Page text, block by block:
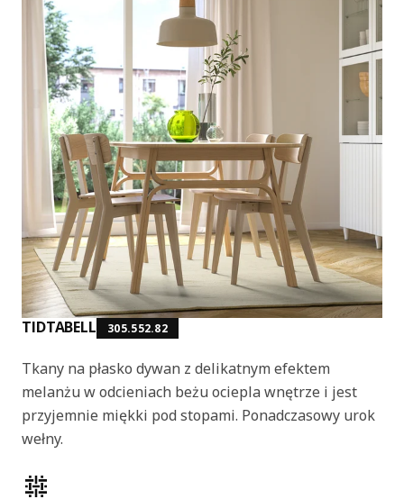
TIDTABELL 305.552.82
Tkany na płasko dywan z delikatnym efektem
melanżu w odcieniach beżu ociepla wnętrze i jest
przyjemnie miękki pod stopami. Ponadczasowy urok
wełny.
Cechy produktu